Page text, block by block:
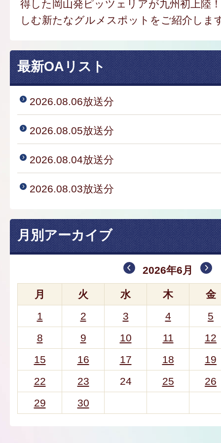
得した岡山発ピッツェリアが九州初上陸
しむ新たなグルメスポットをご紹介しま
最新OAリスト
2026.08.06放送分
2026.08.05放送分
2026.08.04放送分
2026.08.03放送分
月別アーカイブ
2026年6月
月 火 水 木
金
1
2 3 4
5
8
9 10 11
12
15
16 17 18
19
22
23 24 25
26
29
30